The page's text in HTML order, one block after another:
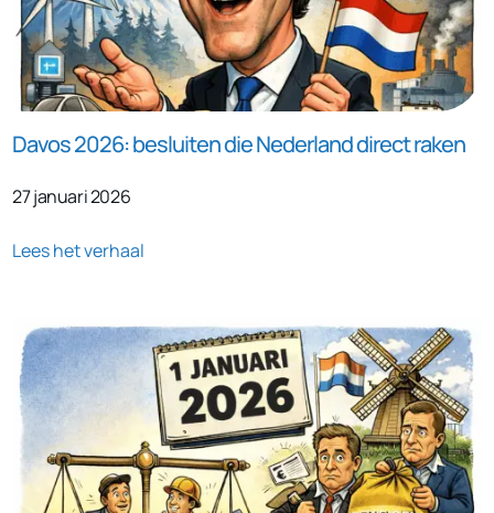
Davos 2026: besluiten die Nederland direct raken
27 januari 2026
Lees het verhaal